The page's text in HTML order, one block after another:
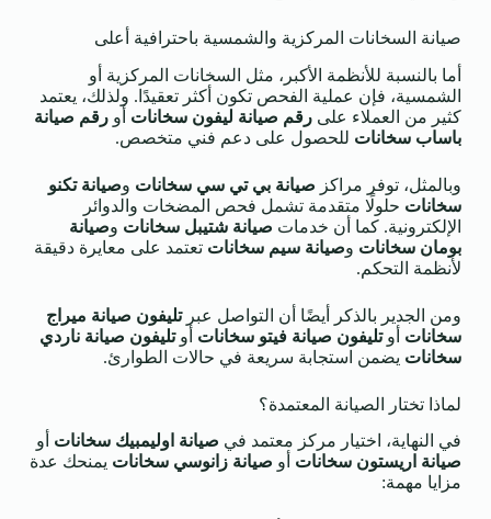
صيانة السخانات المركزية والشمسية باحترافية أعلى
أما بالنسبة للأنظمة الأكبر، مثل السخانات المركزية أو
الشمسية، فإن عملية الفحص تكون أكثر تعقيدًا. ولذلك، يعتمد
كثير من العملاء على رقم صيانة ليفون سخانات أو رقم صيانة
باساب سخانات للحصول على دعم فني متخصص.
وبالمثل، توفر مراكز صيانة بي تي سي سخانات وصيانة تكنو
سخانات حلولًا متقدمة تشمل فحص المضخات والدوائر
الإلكترونية. كما أن خدمات صيانة شتيبل سخانات وصيانة
بومان سخانات وصيانة سيم سخانات تعتمد على معايرة دقيقة
لأنظمة التحكم.
ومن الجدير بالذكر أيضًا أن التواصل عبرتليفون صيانة ميراج
سخانات أوتليفون صيانة فيتو سخانات أوتليفون صيانة ناردي
سخانات يضمن استجابة سريعة في حالات الطوارئ.
لماذا تختار الصيانة المعتمدة؟
في النهاية، اختيار مركز معتمد في صيانة اوليمبيك سخانات أو
صيانة اريستون سخانات أو صيانة زانوسي سخانات يمنحك عدة
مزايا مهمة: